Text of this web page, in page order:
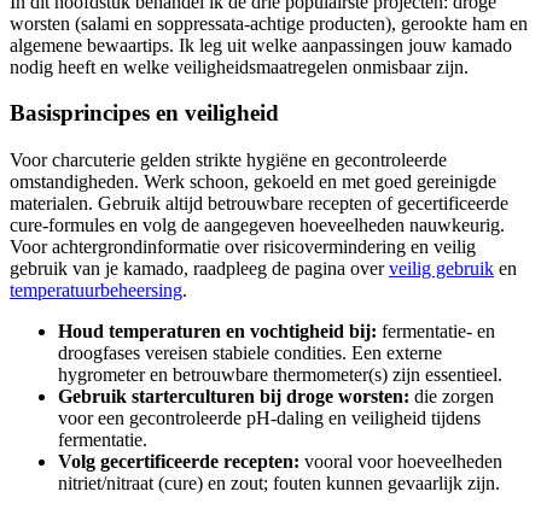
worsten (salami en soppressata-achtige producten), gerookte ham en
algemene bewaartips. Ik leg uit welke aanpassingen jouw kamado
nodig heeft en welke veiligheidsmaatregelen onmisbaar zijn.
Basisprincipes en veiligheid
Voor charcuterie gelden strikte hygiëne en gecontroleerde
omstandigheden. Werk schoon, gekoeld en met goed gereinigde
materialen. Gebruik altijd betrouwbare recepten of gecertificeerde
cure-formules en volg de aangegeven hoeveelheden nauwkeurig.
Voor achtergrondinformatie over risicovermindering en veilig
gebruik van je kamado, raadpleeg de pagina overveilig gebruik en
temperatuurbeheersing.
Houd temperaturen en vochtigheid bij: fermentatie- en
droogfases vereisen stabiele condities. Een externe
hygrometer en betrouwbare thermometer(s) zijn essentieel.
Gebruik starterculturen bij droge worsten: die zorgen
voor een gecontroleerde pH-daling en veiligheid tijdens
fermentatie.
Volg gecertificeerde recepten: vooral voor hoeveelheden
nitriet/nitraat (cure) en zout; fouten kunnen gevaarlijk zijn.